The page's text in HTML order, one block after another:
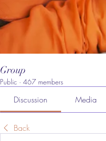
Group
Public · 467 members
Discussion Media
Back